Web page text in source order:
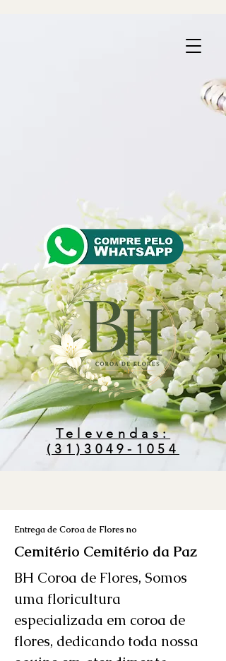
Televendas:
(31)3049-1054
Entrega de Coroa de Flores no
Cemitério Cemitério da Paz
BH Coroa de Flores, Somos
uma floricultura
especializada em coroa de
flores, dedicando toda nossa